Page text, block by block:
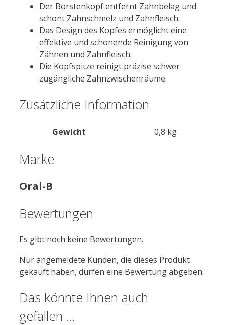
Der Borstenkopf entfernt Zahnbelag und
schont Zahnschmelz und Zahnfleisch.
Das Design des Kopfes ermöglicht eine
effektive und schonende Reinigung von
Zähnen und Zahnfleisch.
Die Kopfspitze reinigt präzise schwer
zugängliche Zahnzwischenräume.
Zusätzliche Information
Gewicht 0,8 kg
Marke
Oral-B
Bewertungen
Es gibt noch keine Bewertungen.
Nur angemeldete Kunden, die dieses Produkt
gekauft haben, dürfen eine Bewertung abgeben.
Das könnte Ihnen auch
gefallen …